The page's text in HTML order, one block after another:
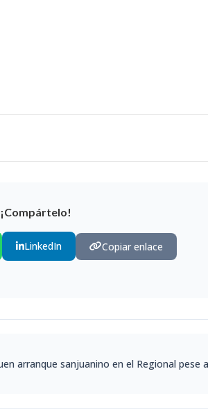
LinkedIn Copiar enlace
arranque sanjuanino en el Regional pese